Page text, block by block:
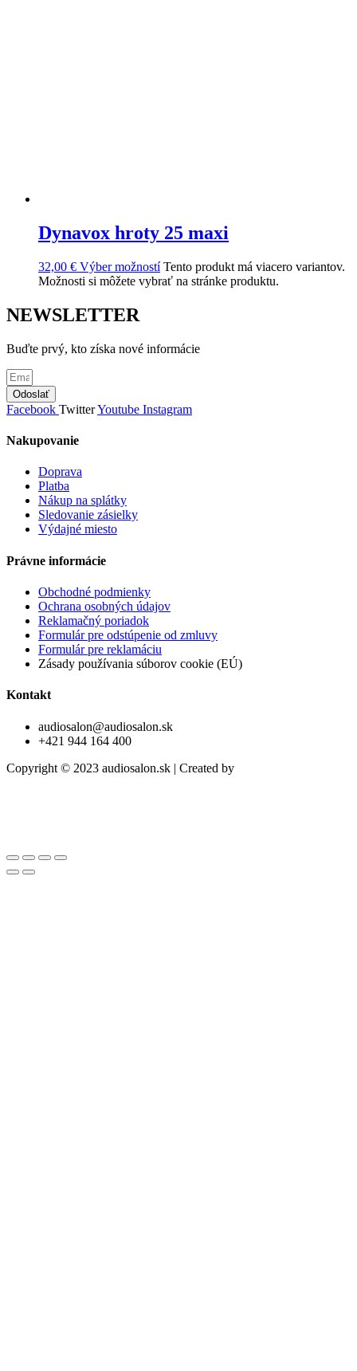
Dynavox hroty 25 maxi
32,00 € Výber možností Tento produkt má viacero variantov.
Možnosti si môžete vybrať na stránke produktu.
NEWSLETTER
Buďte prvý, kto získa nové informácie
Odoslať
Facebook TwitterYoutube Instagram
Nakupovanie
Doprava
Platba
Nákup na splátky
Sledovanie zásielky
Výdajné miesto
Právne informácie
Obchodné podmienky
Ochrana osobných údajov
Reklamačný poriadok
Formulár pre odstúpenie od zmluvy
Formulár pre reklamáciu
Zásady používania súborov cookie (EÚ)
Kontakt
audiosalon@audiosalon.sk
+421 944 164 400
Copyright © 2023 audiosalon.sk | Created by